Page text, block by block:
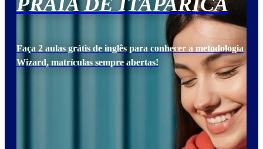
Faça 2 aulas grátis de inglês para conhecer a metodologia
Wizard, matrículas sempre abertas!